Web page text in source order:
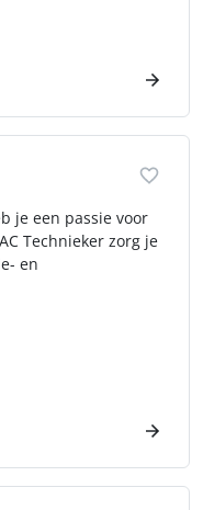
je een passie voor
Technieker zorg je
en